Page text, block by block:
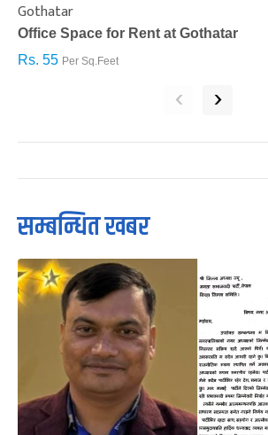
Gothatar
Office Space for Rent at Gothatar
Rs. 55 Per Sq.Feet
‹ ›
सम्बन्धित खबर